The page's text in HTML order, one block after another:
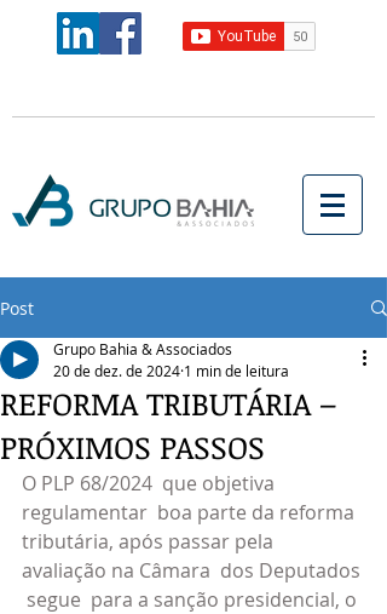
Post
REFORMA TRIBUTÁRIA –
PRÓXIMOS PASSOS
Grupo Bahia & Associados
20 de dez. de 2024 1 min de leitura
O PLP 68/2024  que objetiva
regulamentar  boa parte da reforma
tributária, após passar pela
avaliação na Câmara  dos Deputados
segue  para a sanção presidencial, o